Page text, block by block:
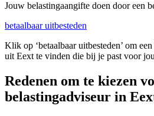
Jouw belastingaangifte doen door een
betaalbaar uitbesteden
Klik op ‘betaalbaar uitbesteden’ om
uit Eext te vinden die bij je past voor
Redenen om te kiezen
belastingadviseur in